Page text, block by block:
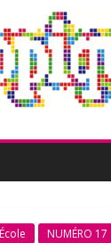
NUMÉRO 17